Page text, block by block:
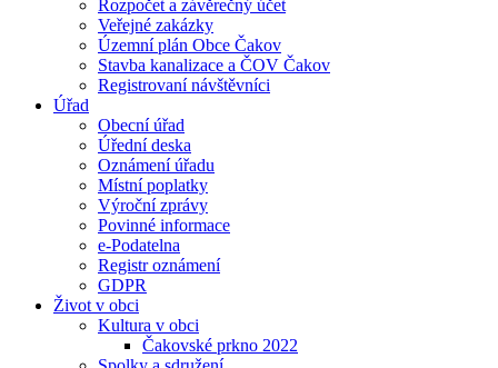
Rozpočet a závěrečný účet
Veřejné zakázky
Územní plán Obce Čakov
Stavba kanalizace a ČOV Čakov
Registrovaní návštěvníci
Úřad
Obecní úřad
Úřední deska
Oznámení úřadu
Místní poplatky
Výroční zprávy
Povinné informace
e-Podatelna
Registr oznámení
GDPR
Život v obci
Kultura v obci
Čakovské prkno 2022